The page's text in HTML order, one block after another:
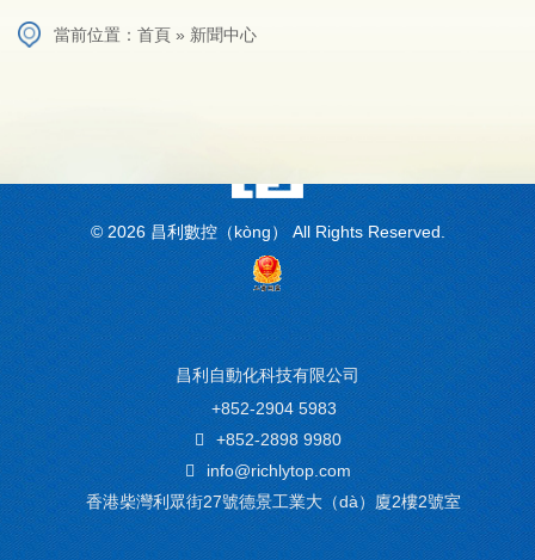
當前位置： 首頁 » 新聞中心
© 2026 昌利數控（kòng） All Rights Reserved.
昌利自動化科技有限公司
+852-2904 5983
+852-2898 9980
info@richlytop.com
香港柴灣利眾街27號德景工業大（dà）廈2樓2號室
红桃视频官网-红桃17·c18起草-17.c-起草红桃国际-17c红桃起草app免
费最新版下载